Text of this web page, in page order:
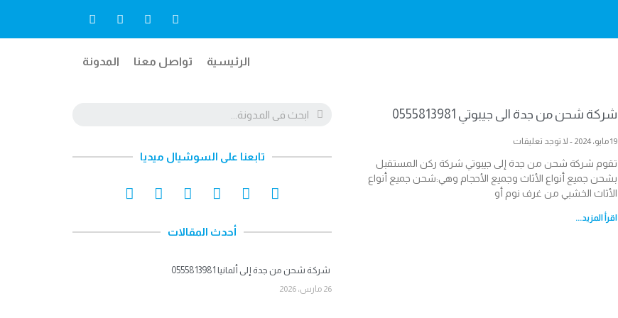
الرئيسية تواصل معنا المدونة
شركة شحن من جدة الى جيبوتي 0555813981
19 مايو، 2024 لا توجد تعليقات
تقوم شركة شحن من جدة إلى جيبوتي شركة ركن المستقبل
بشحن جميع أنواع الأثاث وجميع الأحجام وهي:شحن جميع أنواع
الأثاث الخشبي من غرف نوم أو
اقرأ المزيد...
تابعنا على السوشيال ميديا
أحدث المقالات
شركة شحن من جدة إلى ألمانيا 0555813981
26 مارس، 2026